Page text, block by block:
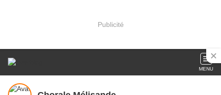
Publicité
MENU